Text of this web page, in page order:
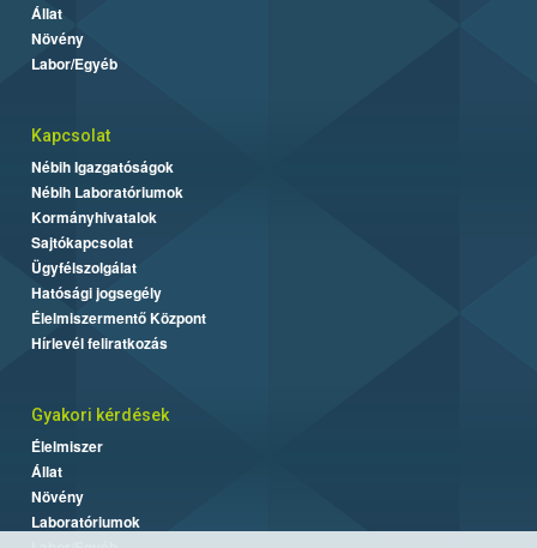
Állat
Növény
Labor/Egyéb
Kapcsolat
Nébih Igazgatóságok
Nébih Laboratóriumok
Kormányhivatalok
Sajtókapcsolat
Ügyfélszolgálat
Hatósági jogsegély
Élelmiszermentő Központ
Hírlevél feliratkozás
Gyakori kérdések
Élelmiszer
Állat
Növény
Laboratóriumok